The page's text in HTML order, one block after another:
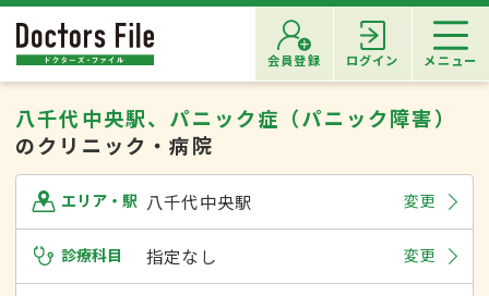
会員登録 ログイン メニュー
八千代中央駅、パニック症（パニック障害）
のクリニック・病院
エリア・駅 八千代中央駅 変更
診療科目 指定なし 変更